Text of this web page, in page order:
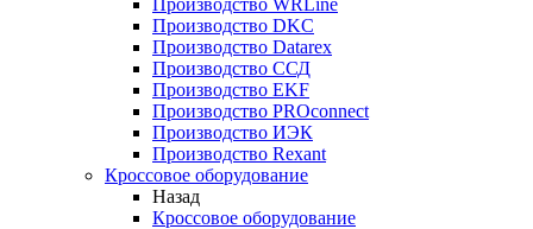
Производство WRLine
Производство DKC
Производство Datarex
Производство ССД
Производство EKF
Производство PROconnect
Производство ИЭК
Производство Rexant
Кроссовое оборудование
Назад
Кроссовое оборудование